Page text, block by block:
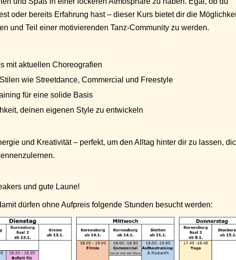
oder bereits Erfahrung hast – dieser Kurs bietet dir die
und Teil einer motivierenden Tanz-Community zu werden.
mit aktuellen Choreografien
wie Streetdance, Commercial und Freestyle
für eine solide Basis
deinen eigenen Style zu entwickeln
und Kreativität – perfekt, um den Alltag hinter dir zu lassen,
und gute Laune!
dürfen ohne Aufpreis folgende Stunden besucht werden: